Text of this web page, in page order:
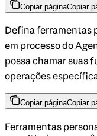
Copiar páginaCopiar
Defina ferramentas
em processo do
possa chamar suas
operações
Copiar páginaCopiar
Ferramentas